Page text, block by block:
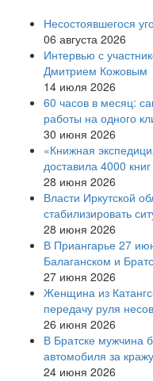
Несостоявшегося
06 августа 2026
Интервью с
Дмитрием Кожовым
14 июля 2026
60 часов в месяц:
работы на одного
30 июня 2026
«Книжная
доставила 4000
28 июня 2026
Власти Иркутской
стабилизировать
28 июня 2026
В Приангарье 27
Балаганском и
27 июня 2026
Женщина из
передачу руля
26 июня 2026
В Братске мужчина
автомобиля за
24 июня 2026